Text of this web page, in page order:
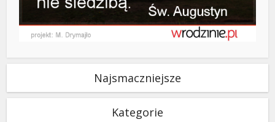
Najsmaczniejsze
Kategorie